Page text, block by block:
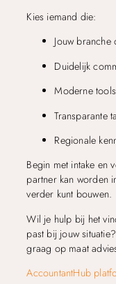
Kies iemand die:
Jouw
Duidelijk
Moderne
Transparante
Regionale
Begin met intake en
partner kan worden
verder kunt bouwen.
Wil je hulp bij het
past bij jouw
graag op maat
AccountantHub